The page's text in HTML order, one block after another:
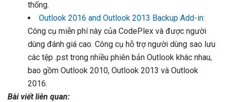
thống.
Outlook 2016 and Outlook 2013 Backup Add-in:
Công cụ miễn phí này của CodePlex và được người
dùng đánh giá cao. Công cụ hỗ trợ người dùng sao lưu
các tệp .pst trong nhiều phiên bản Outlook khác nhau,
bao gồm Outlook 2010, Outlook 2013 và Outlook
2016.
Bài viết liên quan: